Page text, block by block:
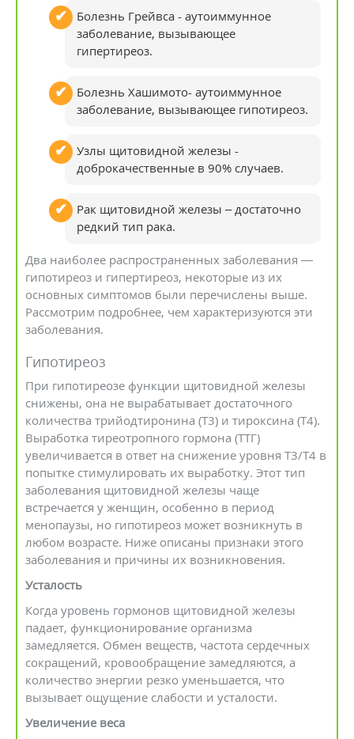
Болезнь Грейвса - аутоиммунное
заболевание, вызывающее
гипертиреоз.
Болезнь Хашимото- аутоиммунное
заболевание, вызывающее гипотиреоз.
Узлы щитовидной железы -
доброкачественные в 90% случаев.
Рак щитовидной железы – достаточно
редкий тип рака.
Два наиболее распространенных заболевания —
гипотиреоз и гипертиреоз, некоторые из их
основных симптомов были перечислены выше.
Рассмотрим подробнее, чем характеризуются эти
заболевания.
Гипотиреоз
При гипотиреозе функции щитовидной железы
снижены, она не вырабатывает достаточного
количества трийодтиронина (Т3) и тироксина (Т4).
Выработка тиреотропного гормона (ТТГ)
увеличивается в ответ на снижение уровня Т3/Т4 в
попытке стимулировать их выработку. Этот тип
заболевания щитовидной железы чаще
встречается у женщин, особенно в период
менопаузы, но гипотиреоз может возникнуть в
любом возрасте. Ниже описаны признаки этого
заболевания и причины их возникновения.
Усталость
Когда уровень гормонов щитовидной железы
падает, функционирование организма
замедляется. Обмен веществ, частота сердечных
сокращений, кровообращение замедляются, а
количество энергии резко уменьшается, что
вызывает ощущение слабости и усталости.
Увеличение веса